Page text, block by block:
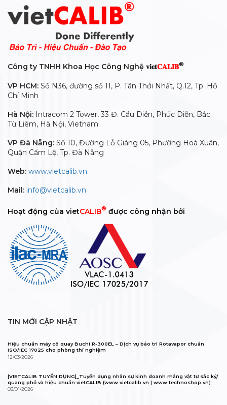
Công ty TNHH Khoa Học Công Nghệ 𝐯𝐢𝐞𝐭𝐂𝐀𝐋𝐈𝐁®
VP HCM: Số N36, đường số 11, P. Tân Thới Nhất, Q.12, Tp. Hồ
Chí Minh
Hà Nội: Intracom 2 Tower, 33 Đ. Cầu Diễn, Phúc Diễn, Bắc
Từ Liêm, Hà Nội, Vietnam
VP Đà Nẵng: Số 10, Đường Lỗ Giáng 05, Phường Hoà Xuân,
Quận Cẩm Lệ, Tp. Đà Nẵng
Web: www.vietcalib.vn
Mail: info@vietcalib.vn
Hoạt động của vietCALIB® được công nhận bởi
TIN MỚI CẬP NHẬT
Hiệu chuẩn máy cô quay Buchi R-300EL – Dịch vụ bảo trì Rotavapor chuẩn
ISO/IEC 17025 cho phòng thí nghiệm
12/03/2026
[VIETCALIB TUYỂN DỤNG]_Tuyển dụng nhân sự kinh doanh mảng vật tư sắc ký/
quang phổ và hiệu chuẩn vietCALIB (www.vietcalib.vn | www.technoshop.vn)
03/01/2026